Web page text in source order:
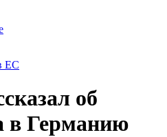
ЕС
об
в Германию